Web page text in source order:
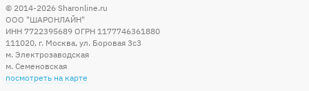
© 2014-2026 Sharonline.ru
ООО "ШАРОНЛАЙН"
ИНН 7722395689 ОГРН 1177746361880
111020, г. Москва, ул. Боровая 3c3
м. Электрозаводская
м. Семеновская
посмотреть на карте